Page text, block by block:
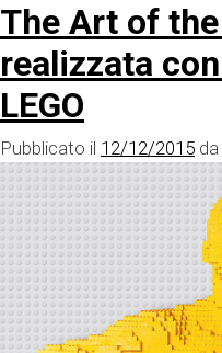
The Art of
realizzata
LEGO
Pubblicato il 12/12/2015 da